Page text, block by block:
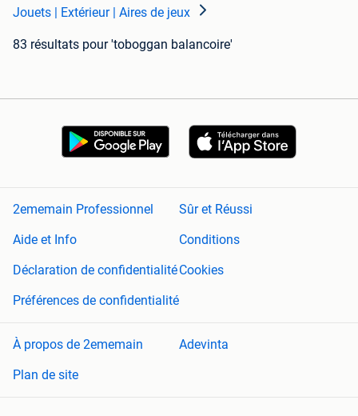
Jouets | Extérieur | Aires de jeux
83 résultats pour 'toboggan balancoire'
2ememain Professionnel
Sûr et Réussi
Aide et Info
Conditions
Déclaration de confidentialitéCookies
Préférences de confidentialité
À propos de 2ememain
Adevinta
Plan de site